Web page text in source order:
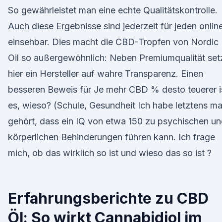
So gewährleistet man eine echte Qualitätskontrolle.
Auch diese Ergebnisse sind jederzeit für jeden
einsehbar. Dies macht die CBD-Tropfen von Nordic
Oil so außergewöhnlich: Neben Premiumqualität
hier ein Hersteller auf wahre Transparenz. Einen
besseren Beweis für Je mehr CBD % desto teuerer
es, wieso? (Schule, Gesundheit Ich habe letztens
gehört, dass ein IQ von etwa 150 zu psychischen
körperlichen Behinderungen führen kann. Ich frage
mich, ob das wirklich so ist und wieso das so ist ?
Erfahrungsberichte zu CBD
Öl: So wirkt Cannabidiol im